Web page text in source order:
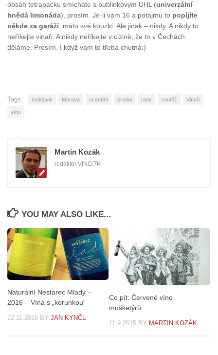
obsah tetrapacku smícháte s bublinkovým UHL (univerzální
hnědá limonáda), prosím. Je-li vám 16 a potajmu to popíjíte
někde za garáží, máto své kouzlo. Ale jinak – nikdy. A nikdy to
neříkejte vinaři. A nikdy neříkejte v cizině, že to v Čechách
děláme. Prosím. I když vám to třeba chutná:)
Tags: moldavie Morava ocenění prodej rady soutěž Vinaři
víno
Martin Kozák
redaktor VINO.TK
YOU MAY ALSO LIKE...
Naturální Nestarec Mladý –
2016 – Vína s „korunkou“
22.11.2016 BY JAN KYNČL
Co pít: Červené víno
mušketýrů
11.9.2015 BY MARTIN KOZÁK